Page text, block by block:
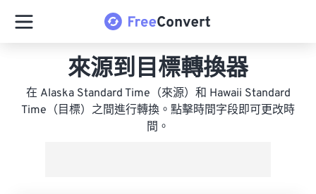
來源到目標轉換器
在 Alaska Standard Time（來源）和 Hawaii Standard
Time（目標）之間進行轉換。點擊時間字段即可更改時
間。